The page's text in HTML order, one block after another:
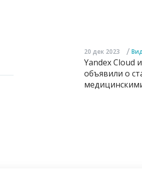
20 дек 2023 /
Yandex Cloud
объявили о